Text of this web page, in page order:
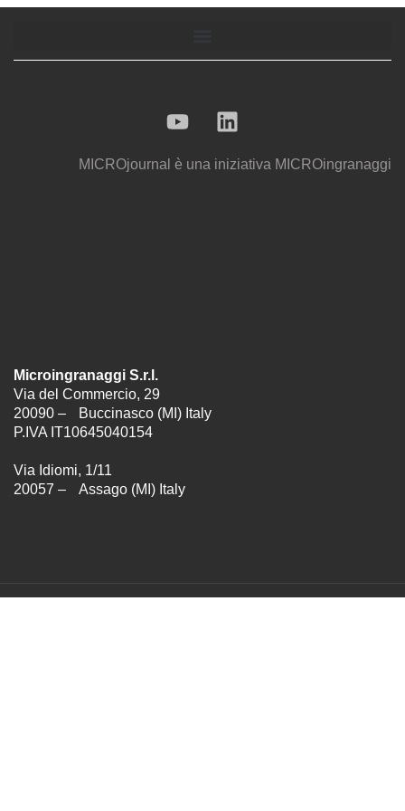
MICROjournal è una iniziativa MICROingranaggi
Microingranaggi S.r.l.
Via del Commercio, 29
20090 – Buccinasco (MI) Italy
P.IVA IT10645040154
Via Idiomi, 1/11
20057 – Assago (MI) Italy